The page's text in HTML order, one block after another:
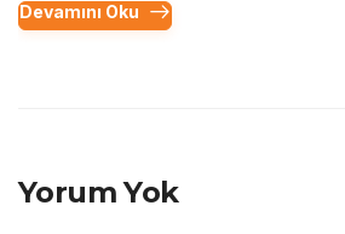
Devamını Oku
Yorum Yok